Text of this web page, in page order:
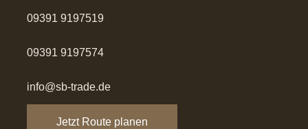
09391 9197519
09391 9197574
info@sb-trade.de
Jetzt Route planen